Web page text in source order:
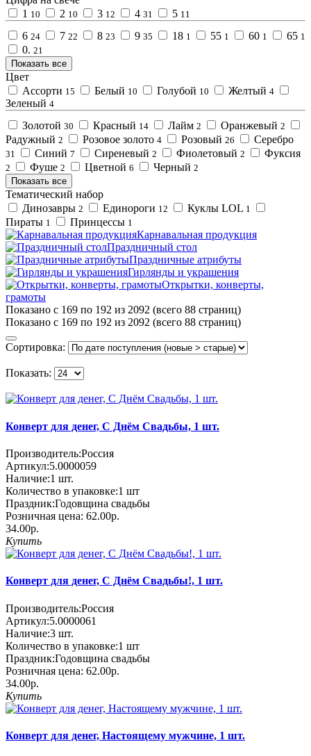
1 10 2 10 3 12 4 31 5 11
6 24 7 22 8 23 9 35 18 1 55 1 60 1 65 1
0. 21
Показать все
Цвет
Ассорти 15 Белый 10 Голубой 10 Желтый 4
Зеленый 4
Золотой 30 Красный 14 Лайм 2 Оранжевый 2
Радужный 2 Розовое золото 4 Розовый 26 Серебро
31 Синий 7 Сиреневый 2 Фиолетовый 2 Фуксия
2 Фуше 2 Цветной 6 Черный 2
Показать все
Тематический набор
Динозавры 2 Единороги 12 Куклы LOL 1
Пираты 1 Принцессы 1
Карнавальная продукция
Праздничный стол
Праздничные атрибуты
Гирлянды и украшения
Открытки, конверты,
грамоты
Показано с 169 по 192 из 2092 (всего 88 страниц)
Показано с 169 по 192 из 2092 (всего 88 страниц)
Сортировка:
Показать:
Конверт для денег, С Днём Свадьбы, 1 шт.
Производитель:Россия
Артикул:5.0000059
Наличие:1 шт.
Количество в упаковке:1 шт
Праздник:Годовщина свадьбы
Розничная цена: 62.00р.
34.00р.
Купить
Конверт для денег, С Днём Свадьбы!, 1 шт.
Производитель:Россия
Артикул:5.0000061
Наличие:3 шт.
Количество в упаковке:1 шт
Праздник:Годовщина свадьбы
Розничная цена: 62.00р.
34.00р.
Купить
Конверт для денег, Настоящему мужчине, 1 шт.